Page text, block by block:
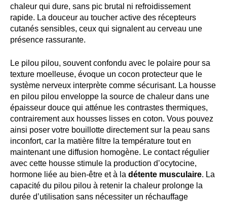
chaleur qui dure, sans pic brutal ni refroidissement
rapide. La douceur au toucher active des récepteurs
cutanés sensibles, ceux qui signalent au cerveau une
présence rassurante.
Le pilou pilou, souvent confondu avec le polaire pour sa
texture moelleuse, évoque un cocon protecteur que le
système nerveux interprète comme sécurisant. La housse
en pilou pilou enveloppe la source de chaleur dans une
épaisseur douce qui atténue les contrastes thermiques,
contrairement aux housses lisses en coton. Vous pouvez
ainsi poser votre bouillotte directement sur la peau sans
inconfort, car la matière filtre la température tout en
maintenant une diffusion homogène. Le contact régulier
avec cette housse stimule la production d’ocytocine,
hormone liée au bien-être et à la détente musculaire. La
capacité du pilou pilou à retenir la chaleur prolonge la
durée d’utilisation sans nécessiter un réchauffage